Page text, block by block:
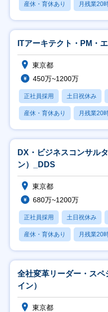
産休・育休あり 月残業20
ITアーキテクト・PM・
東京都
450万~1200万
正社員採用 土日祝休み
産休・育休あり 月残業20
DX・ビジネスコンサル
ン）_DDS
東京都
680万~1200万
正社員採用 土日祝休み
産休・育休あり 月残業20
全社変革リーダー・ス
イン）
東京都